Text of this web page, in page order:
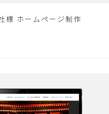
様 ホームページ制作